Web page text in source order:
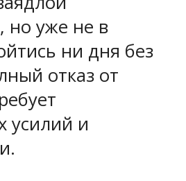
но уже не в
ни дня без
отказ от
усилий и